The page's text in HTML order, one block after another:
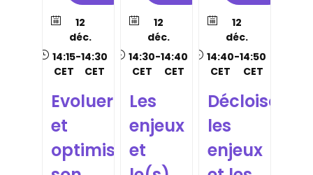
12
déc.
14:15
CET
-14:30
CET
Evoluer
et
optimiser
12
déc.
14:30
CET
-14:40
CET
Les
enjeux
et
12
déc.
14:40
CET
-14:50
CET
les
enjeux